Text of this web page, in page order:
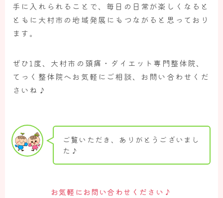
手に入れられることで、毎日の日常が楽しくなると
ともに大村市の地域発展にもつながると思っており
ます。
ぜひ1度、大村市の頭痛・ダイエット専門整体院、
てっく整体院へお気軽にご相談、お問い合わせくだ
さいね♪
ご覧いただき、ありがとうございまし
た♪
お気軽にお問い合わせください ♪